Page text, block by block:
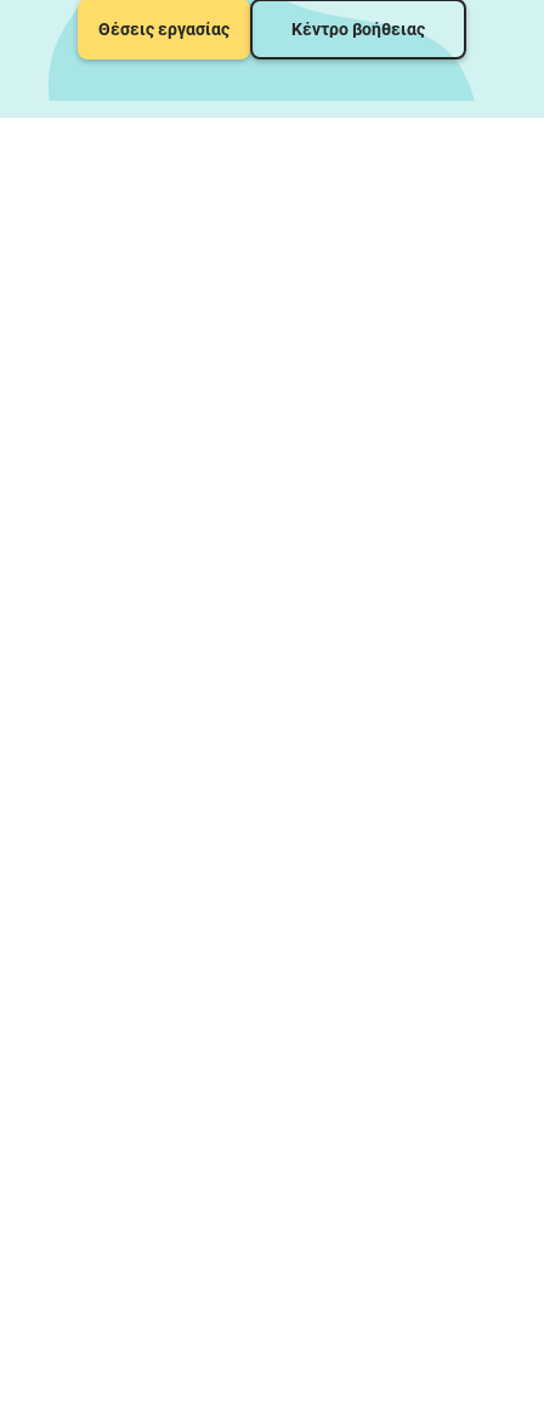
Θέσεις εργασίας Κέντρο βοήθειας